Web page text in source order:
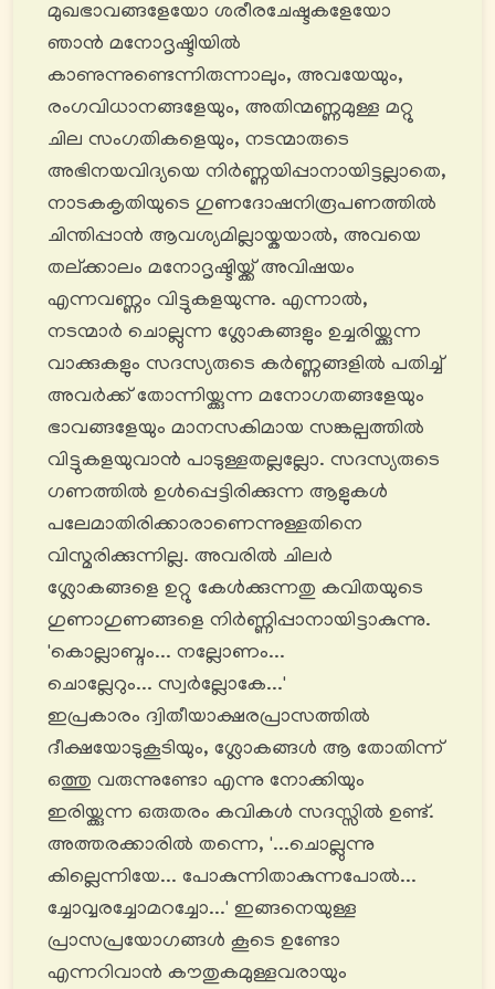
മുഖഭാവങ്ങളേയോ ശരീരചേഷ്ടകളേയോ
ഞാൻ മനോദൃഷ്ടിയില്‍
കാണുന്നുണ്ടെന്നിരുന്നാലും, അവയേയും,
രംഗവിധാനങ്ങളേയും, അതിന്മണ്ണമുള്ള മറ്റു
ചില സംഗതികളെയും, നടന്മാരുടെ
അഭിനയവിദ്യയെ നിർണ്ണയിപ്പാനായിട്ടല്ലാതെ,
നാടകകൃതിയുടെ ഗുണദോഷനിരൂപണത്തിൽ
ചിന്തിപ്പാൻ ആവശ്യമില്ലായ്കയാൽ, അവയെ
തല്ക്കാലം മനോദൃഷ്ടിയ്ക്ക് അവിഷയം
എന്നവണ്ണം വിട്ടുകളയുന്നു. എന്നാൽ,
നടന്മാർ ചൊല്ലുന്ന ശ്ലോകങ്ങളും ഉച്ചരിയ്ക്കുന്ന
വാക്കുകളും സദസ്യരുടെ കർണ്ണങ്ങളിൽ പതിച്ച്
അവർക്ക് തോന്നിയ്ക്കുന്ന മനോഗതങ്ങളേയും
ഭാവങ്ങളേയും മാനസകിമായ സങ്കല്പത്തില്‍
വിട്ടുകളയുവാൻ പാടുള്ളതല്ലല്ലോ. സദസ്യരുടെ
ഗണത്തില്‍ ഉള്‍പ്പെട്ടിരിക്കുന്ന ആളുകള്‍
പലേമാതിരിക്കാരാണെന്നുള്ളതിനെ
വിസ്മരിക്കുന്നില്ല. അവരിൽ ചിലർ
ശ്ലോകങ്ങളെ ഉറ്റു കേൾക്കുന്നതു കവിതയുടെ
ഗുണാഗുണങ്ങളെ നിർണ്ണിപ്പാനായിട്ടാകുന്നു.
'കൊല്ലാബ്ദം... നല്ലോണം...
ചൊല്ലേറും... സ്വർല്ലോകേ...'
ഇപ്രകാരം ദ്വിതീയാക്ഷരപ്രാസത്തില്‍
ദീക്ഷയോടുകൂടിയും, ശ്ലോകങ്ങൾ ആ തോതിന്ന്
ഒത്തു വരുന്നുണ്ടോ എന്നു നോക്കിയും
ഇരിയ്ക്കുന്ന ഒരുതരം കവികൾ സദസ്സിൽ ഉണ്ട്.
അത്തരക്കാരിൽ തന്നെ, '...ചൊല്ലുന്നു
കില്ലെന്നിയേ... പോകുന്നിതാകുന്നപോല്‍...
ച്ചോവ്വരച്ചോമറച്ചോ...' ഇങ്ങനെയുള്ള
പ്രാസപ്രയോഗങ്ങൾ കൂടെ ഉണ്ടോ
എന്നറിവാൻ കൗതുകമുള്ളവരായും